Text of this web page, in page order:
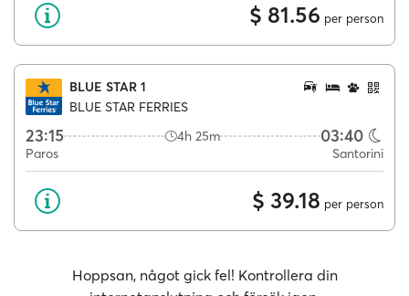
$ 81.56 per person
BLUE STAR 1
BLUE STAR FERRIES
23:15 4h 25m 03:40
Paros Santorini
$ 39.18 per person
Hoppsan, något gick fel! Kontrollera din